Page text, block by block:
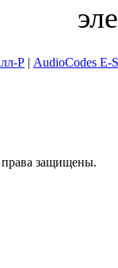
Р | AudioCodes E-
защищены.